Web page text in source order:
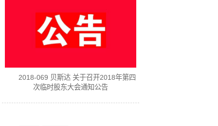
2018-069 贝斯达 关于召开2018年第四
次临时股东大会通知公告